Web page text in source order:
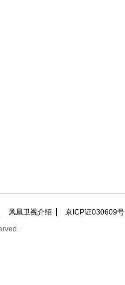
凤凰卫视介绍
京ICP证030609号